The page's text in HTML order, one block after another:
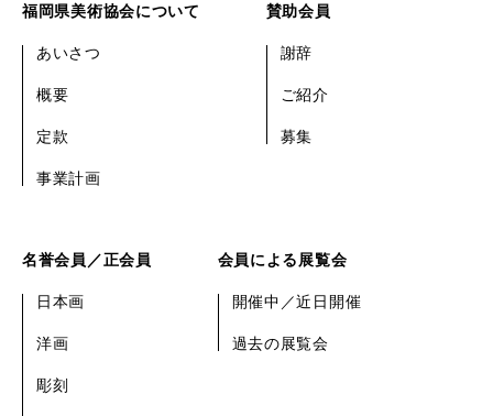
福岡県美術協会について
あいさつ
概要
定款
事業計画
賛助会員
謝辞
ご紹介
募集
名誉会員／正会員
日本画
洋画
彫刻
会員による展覧会
開催中／近日開催
過去の展覧会